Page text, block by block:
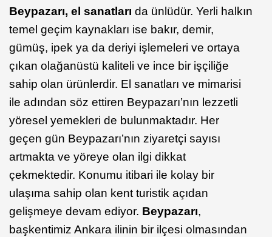
Beypazarı, el sanatları da ünlüdür. Yerli halkın
temel geçim kaynakları ise bakır, demir,
gümüş, ipek ya da deriyi işlemeleri ve ortaya
çıkan olağanüstü kaliteli ve ince bir işçiliğe
sahip olan ürünlerdir. El sanatları ve mimarisi
ile adından söz ettiren Beypazarı’nın lezzetli
yöresel yemekleri de bulunmaktadır. Her
geçen gün Beypazarı’nın ziyaretçi sayısı
artmakta ve yöreye olan ilgi dikkat
çekmektedir. Konumu itibari ile kolay bir
ulaşıma sahip olan kent turistik açıdan
gelişmeye devam ediyor. Beypazarı,
başkentimiz Ankara ilinin bir ilçesi olmasından